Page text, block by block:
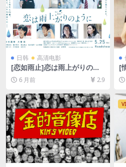
日韩 高清电影
[恋如雨止]恋は雨上がりのよ
うに (2018)[百度网盘+夸克网
盘1080P超清未删减资源][网
盘在线播放/下载][MP4/7.2G
B][中文字幕]
6 月前 2.9
[
+